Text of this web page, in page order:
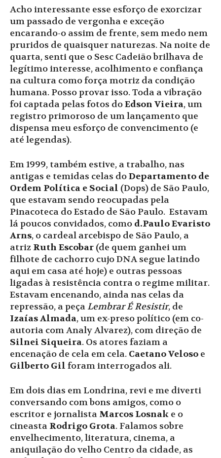
Acho interessante esse esforço de exorcizar
um passado de vergonha e exceção
encarando-o assim de frente, sem medo nem
pruridos de quaisquer naturezas. Na noite de
quarta, senti que o Sesc Cadeião brilhava de
legítimo interesse, acolhimento e confiança
na cultura como força motriz da condição
humana. Posso provar isso. Toda a vibração
foi captada pelas fotos doEdson Vieira, um
registro primoroso de um lançamento que
dispensa meu esforço de convencimento (e
até legendas).
Em 1999, também estive, a trabalho, nas
antigas e temidas celas doDepartamento de
Ordem Política e Social (Dops) de São Paulo,
que estavam sendo reocupadas pela
Pinacoteca do Estado de São Paulo. Estavam
lá poucos convidados, como d.Paulo Evaristo
Arns, o cardeal arcebispo de São Paulo, a
atriz Ruth Escobar (de quem ganhei um
filhote de cachorro cujo DNA segue latindo
aqui em casa até hoje) e outras pessoas
ligadas à resistência contra o regime militar.
Estavam encenando, ainda nas celas da
repressão, a peça Lembrar É Resistir, de
Izaías Almada, um ex-preso político (em co-
autoria com Analy Alvarez), com direção de
Silnei Siqueira. Os atores faziam a
encenação de cela em cela. Caetano Veloso e
Gilberto Gil foram interrogados ali.
Em dois dias em Londrina, revi e me diverti
conversando com bons amigos, como o
escritor e jornalista Marcos Losnak e o
cineasta Rodrigo Grota. Falamos sobre
envelhecimento, literatura, cinema, a
aniquilação do velho Centro da cidade, as